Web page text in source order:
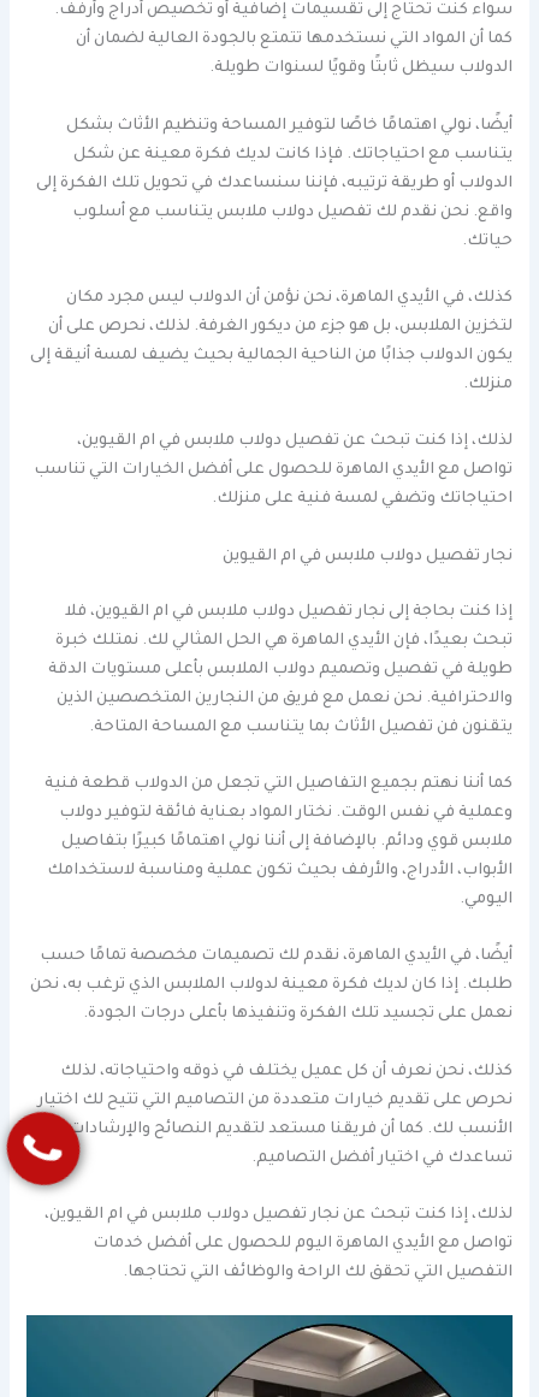
سواء كنت تحتاج إلى تقسيمات إضافية أو تخصيص أدراج وأرفف.
كما أن المواد التي نستخدمها تتمتع بالجودة العالية لضمان أن
الدولاب سيظل ثابتًا وقويًا لسنوات طويلة.
أيضًا، نولي اهتمامًا خاصًا لتوفير المساحة وتنظيم الأثاث بشكل
يتناسب مع احتياجاتك. فإذا كانت لديك فكرة معينة عن شكل
الدولاب أو طريقة ترتيبه، فإننا سنساعدك في تحويل تلك الفكرة إلى
واقع. نحن نقدم لك تفصيل دولاب ملابس يتناسب مع أسلوب
حياتك.
كذلك، في الأيدي الماهرة، نحن نؤمن أن الدولاب ليس مجرد مكان
لتخزين الملابس، بل هو جزء من ديكور الغرفة. لذلك، نحرص على أن
يكون الدولاب جذابًا من الناحية الجمالية بحيث يضيف لمسة أنيقة إلى
منزلك.
لذلك، إذا كنت تبحث عن تفصيل دولاب ملابس في ام القيوين،
تواصل مع الأيدي الماهرة للحصول على أفضل الخيارات التي تناسب
احتياجاتك وتضفي لمسة فنية على منزلك.
نجار تفصيل دولاب ملابس في ام القيوين
إذا كنت بحاجة إلى نجار تفصيل دولاب ملابس في ام القيوين، فلا
تبحث بعيدًا، فإن الأيدي الماهرة هي الحل المثالي لك. نمتلك خبرة
طويلة في تفصيل وتصميم دولاب الملابس بأعلى مستويات الدقة
والاحترافية. نحن نعمل مع فريق من النجارين المتخصصين الذين
يتقنون فن تفصيل الأثاث بما يتناسب مع المساحة المتاحة.
كما أننا نهتم بجميع التفاصيل التي تجعل من الدولاب قطعة فنية
وعملية في نفس الوقت. نختار المواد بعناية فائقة لتوفير دولاب
ملابس قوي ودائم. بالإضافة إلى أننا نولي اهتمامًا كبيرًا بتفاصيل
الأبواب، الأدراج، والأرفف بحيث تكون عملية ومناسبة لاستخدامك
اليومي.
أيضًا، في الأيدي الماهرة، نقدم لك تصميمات مخصصة تمامًا حسب
طلبك. إذا كان لديك فكرة معينة لدولاب الملابس الذي ترغب به، نحن
نعمل على تجسيد تلك الفكرة وتنفيذها بأعلى درجات الجودة.
كذلك، نحن نعرف أن كل عميل يختلف في ذوقه واحتياجاته، لذلك
نحرص على تقديم خيارات متعددة من التصاميم التي تتيح لك اختيار
الأنسب لك. كما أن فريقنا مستعد لتقديم النصائح والإرشادات التي
تساعدك في اختيار أفضل التصاميم.
لذلك، إذا كنت تبحث عن نجار تفصيل دولاب ملابس في ام القيوين،
تواصل مع الأيدي الماهرة اليوم للحصول على أفضل خدمات
التفصيل التي تحقق لك الراحة والوظائف التي تحتاجها.